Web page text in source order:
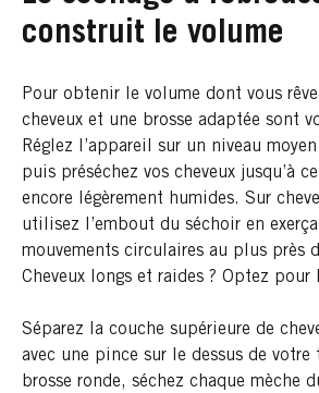
construit le volume
Pour obtenir le volume dont vous
cheveux et une brosse adaptée sont
Réglez l’appareil sur un niveau
puis préséchez vos cheveux jusqu’à
encore légèrement humides. Sur
utilisez l’embout du séchoir en
mouvements circulaires au plus près
Cheveux longs et raides ? Optez pour
Séparez la couche supérieure de
avec une pince sur le dessus de votre
brosse ronde, séchez chaque mèche